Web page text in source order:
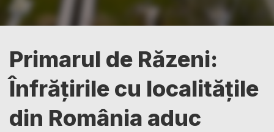
Primarul de Răzeni:
Înfrățirile cu localitățile
din România aduc